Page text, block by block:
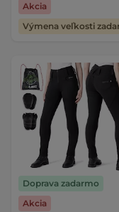
Akcia
Doprava zadarmo
Akcia